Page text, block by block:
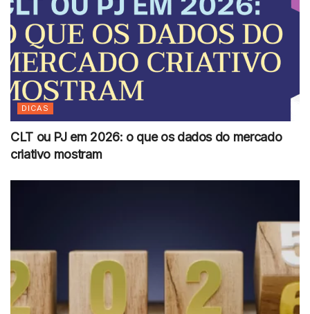
DICAS
CLT ou PJ em 2026: o que os dados do mercado
criativo mostram